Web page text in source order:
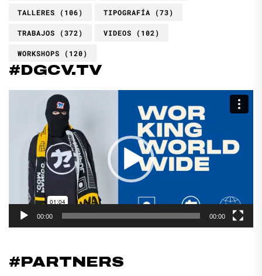
TALLERES (106) TIPOGRAFÍA (73)
TRABAJOS (372) VIDEOS (102)
WORKSHOPS (120)
#DGCV.TV
Reproductor
00:00 00:00
#PARTNERS